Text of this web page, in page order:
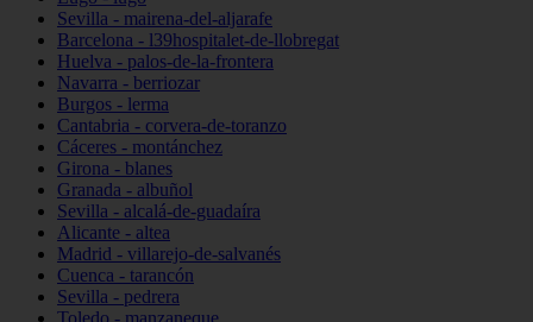
Sevilla - mairena-del-aljarafe
Barcelona - l39hospitalet-de-llobregat
Huelva - palos-de-la-frontera
Navarra - berriozar
Burgos - lerma
Cantabria - corvera-de-toranzo
Cáceres - montánchez
Girona - blanes
Granada - albuñol
Sevilla - alcalá-de-guadaíra
Alicante - altea
Madrid - villarejo-de-salvanés
Cuenca - tarancón
Sevilla - pedrera
Toledo - manzaneque